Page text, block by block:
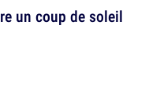
un coup de soleil